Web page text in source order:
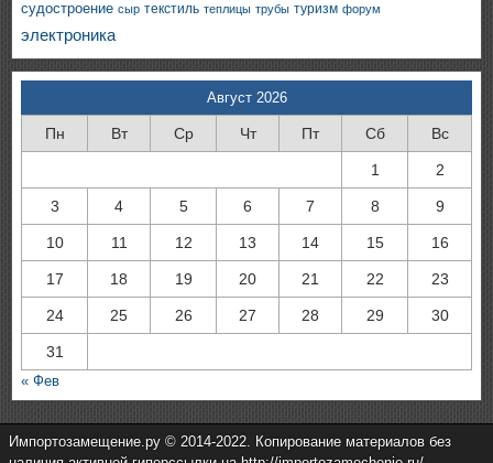
судостроение сыр текстиль теплицы трубы туризм форум
электроника
Август 2026
Пн Вт Ср Чт Пт Сб Вс
1 2
3 4 5 6 7 8 9
10 11 12 13 14 15 16
17 18 19 20 21 22 23
24 25 26 27 28 29 30
31
« Фев
Импортозамещение.ру © 2014-2022. Копирование материалов без